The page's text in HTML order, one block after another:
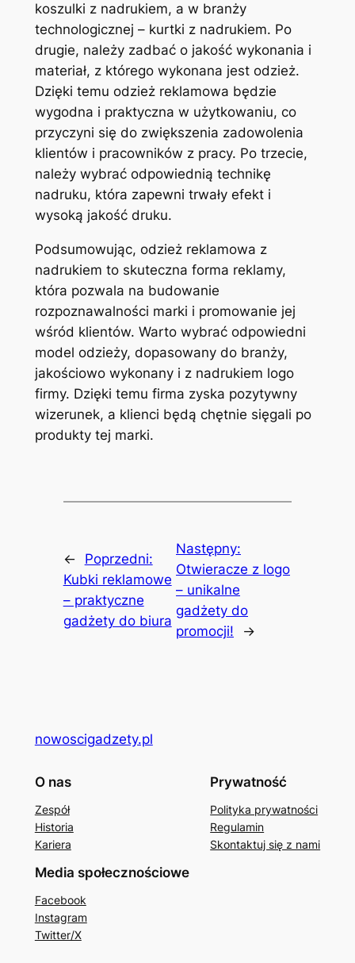
koszulki z nadrukiem, a w branży
technologicznej – kurtki z nadrukiem. Po
drugie, należy zadbać o jakość wykonania i
materiał, z którego wykonana jest odzież.
Dzięki temu odzież reklamowa będzie
wygodna i praktyczna w użytkowaniu, co
przyczyni się do zwiększenia zadowolenia
klientów i pracowników z pracy. Po trzecie,
należy wybrać odpowiednią technikę
nadruku, która zapewni trwały efekt i
wysoką jakość druku.
Podsumowując, odzież reklamowa z
nadrukiem to skuteczna forma reklamy,
która pozwala na budowanie
rozpoznawalności marki i promowanie jej
wśród klientów. Warto wybrać odpowiedni
model odzieży, dopasowany do branży,
jakościowo wykonany i z nadrukiem logo
firmy. Dzięki temu firma zyska pozytywny
wizerunek, a klienci będą chętnie sięgali po
produkty tej marki.
←
Poprzedni:
Kubki reklamowe
– praktyczne
gadżety do biura
Następny:
Otwieracze z logo
– unikalne
gadżety do
promocji!
→
nowoscigadzety.pl
O nas
Zespół
Historia
Kariera
Prywatność
Polityka prywatności
Regulamin
Skontaktuj się z nami
Media społecznościowe
Facebook
Instagram
Twitter/X